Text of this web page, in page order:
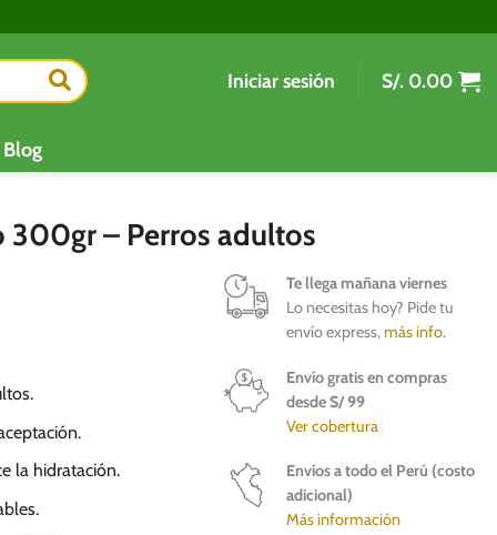
Iniciar sesión S/. 0.00
Blog
300gr – Perros adultos
la hidratación.
Te llega mañana viernes
Lo necesitas hoy? Pide tu
envío express,más info.
Envío gratis en compras
desde S/ 99
Ver cobertura
Envíos a todo el Perú (costo
adicional)
Más información